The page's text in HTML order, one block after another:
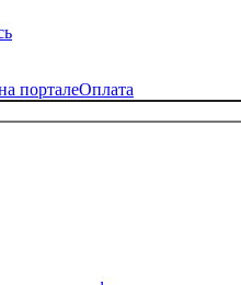
порталеОплата